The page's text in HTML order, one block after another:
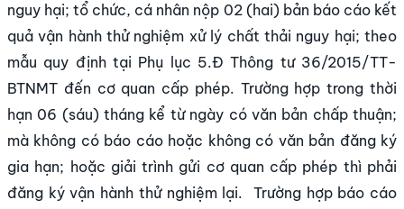
nguy hại; tổ chức, cá nhân nộp 02 (hai) bản báo cáo kết
quả vận hành thử nghiệm xử lý chất thải nguy hại; theo
mẫu quy định tại Phụ lục 5.Đ Thông tư 36/2015/TT-
BTNMT đến cơ quan cấp phép. Trường hợp trong thời
hạn 06 (sáu) tháng kể từ ngày có văn bản chấp thuận;
mà không có báo cáo hoặc không có văn bản đăng ký
gia hạn; hoặc giải trình gửi cơ quan cấp phép thì phải
đăng ký vận hành thử nghiệm lại. Trường hợp báo cáo